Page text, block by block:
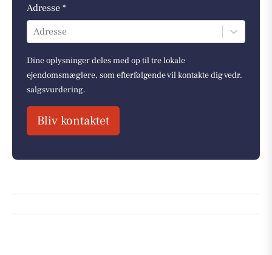
Adresse *
Adresse
Dine oplysninger deles med op til tre lokale
ejendomsmæglere, som efterfølgende vil kontakte dig vedr.
salgsvurdering.
Bliv kontaktet